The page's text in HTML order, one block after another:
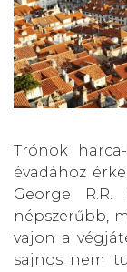
Trónok
évadához
George
népszerűbb,
vajon a
sajnos nem